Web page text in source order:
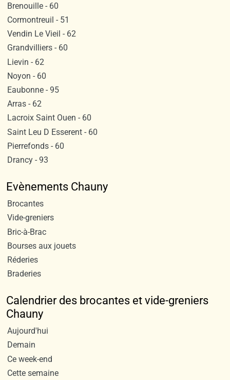
Brenouille - 60
Cormontreuil - 51
Vendin Le Vieil - 62
Grandvilliers - 60
Lievin - 62
Noyon - 60
Eaubonne - 95
Arras - 62
Lacroix Saint Ouen - 60
Saint Leu D Esserent - 60
Pierrefonds - 60
Drancy - 93
Evènements Chauny
Brocantes
Vide-greniers
Bric-à-Brac
Bourses aux jouets
Réderies
Braderies
Calendrier des brocantes et vide-greniers
Chauny
Aujourd'hui
Demain
Ce week-end
Cette semaine